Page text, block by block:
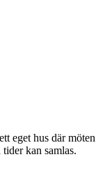
eget hus där möten
kan samlas.